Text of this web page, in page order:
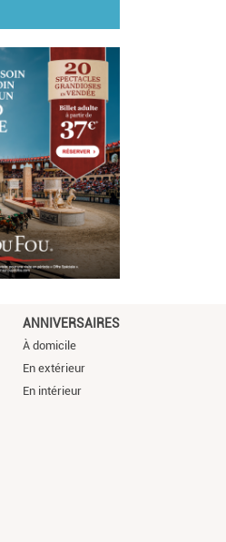
ANNIVERSAIRES
À domicile
En extérieur
En intérieur